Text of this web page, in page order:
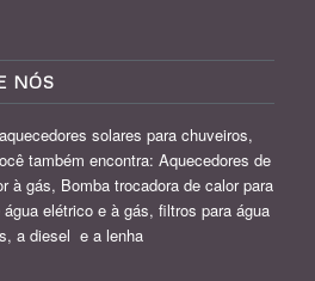
NÓS
solares para chuveiros,
também encontra: Aquecedores de
à gás, Bomba trocadora de calor para
elétrico e à gás, filtros para água
a diesel e a lenha